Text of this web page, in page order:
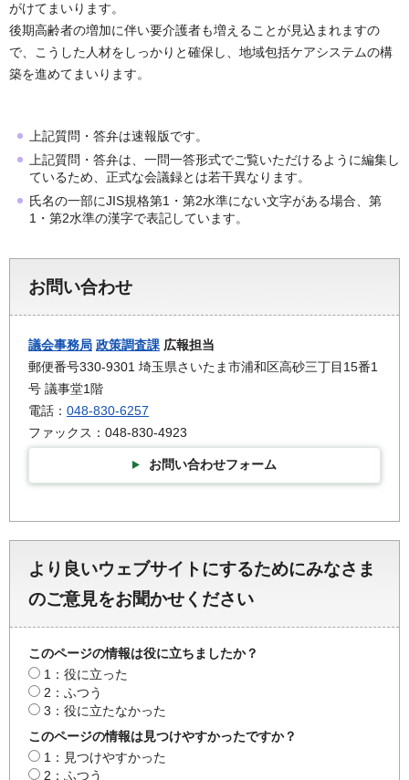
がけてまいります。
後期高齢者の増加に伴い要介護者も増えることが見込まれますの
で、こうした人材をしっかりと確保し、地域包括ケアシステムの構
築を進めてまいります。
上記質問・答弁は速報版です。
上記質問・答弁は、一問一答形式でご覧いただけるように編集し
ているため、正式な会議録とは若干異なります。
氏名の一部にJIS規格第1・第2水準にない文字がある場合、第
1・第2水準の漢字で表記しています。
お問い合わせ
議会事務局 政策調査課 広報担当
郵便番号330-9301 埼玉県さいたま市浦和区高砂三丁目15番1
号 議事堂1階
電話： 048-830-6257
ファックス：048-830-4923
お問い合わせフォーム
より良いウェブサイトにするためにみなさま
のご意見をお聞かせください
このページの情報は役に立ちましたか？
1：役に立った
2：ふつう
3：役に立たなかった
このページの情報は見つけやすかったですか？
1：見つけやすかった
2：ふつう